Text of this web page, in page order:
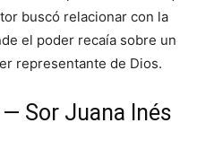
buscó relacionar con la
el poder recaía sobre un
representante de Dios.
Sor Juana Inés